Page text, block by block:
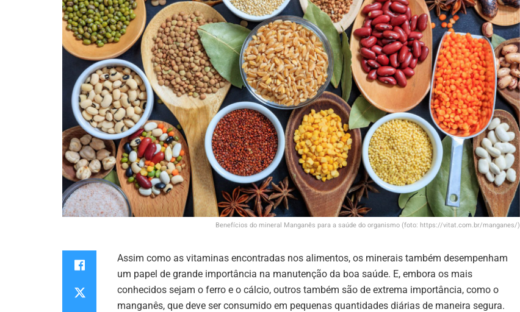
Benefícios do mineral Manganês para a saúde do organismo (foto: https://vitat.com.br/manganes/)
Assim como as vitaminas encontradas nos alimentos, os minerais também desempenham
um papel de grande importância na manutenção da boa saúde. E, embora os mais
conhecidos sejam o ferro e o cálcio, outros também são de extrema importância, como o
manganês, que deve ser consumido em pequenas quantidades diárias de maneira segura.